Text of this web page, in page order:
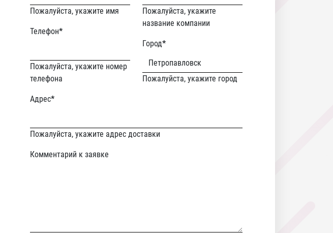
Пожалуйста, укажите имя
Телефон*
Пожалуйста, укажите номер
телефона
email
Never
give
Пожалуйста, укажите
название компании
Город*
Пожалуйста, укажите город
Адрес*
Пожалуйста, укажите адрес доставки
Комментарий к заявке